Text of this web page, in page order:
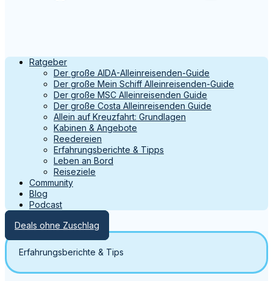
Ratgeber
Der große AIDA-Alleinreisenden-Guide
Der große Mein Schiff Alleinreisenden-Guide
Der große MSC Alleinreisenden Guide
Der große Costa Alleinreisenden Guide
Allein auf Kreuzfahrt: Grundlagen
Kabinen & Angebote
Reedereien
Erfahrungsberichte & Tipps
Leben an Bord
Reiseziele
Community
Blog
Podcast
Deals ohne Zuschlag
Erfahrungsberichte & Tips